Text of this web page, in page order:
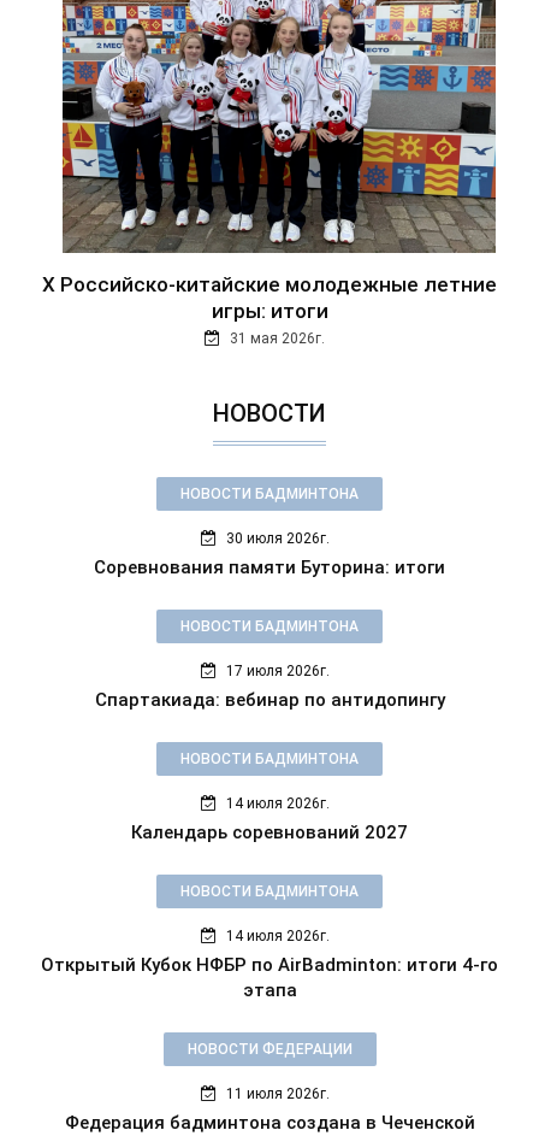
Х Российско-китайские молодежные летние
игры: итоги
31 мая 2026г.
НОВОСТИ
НОВОСТИ БАДМИНТОНА
30 июля 2026г.
Соревнования памяти Буторина: итоги
НОВОСТИ БАДМИНТОНА
17 июля 2026г.
Спартакиада: вебинар по антидопингу
НОВОСТИ БАДМИНТОНА
14 июля 2026г.
Календарь соревнований 2027
НОВОСТИ БАДМИНТОНА
14 июля 2026г.
Открытый Кубок НФБР по AirBadminton: итоги 4-го
этапа
НОВОСТИ ФЕДЕРАЦИИ
11 июля 2026г.
Федерация бадминтона создана в Чеченской